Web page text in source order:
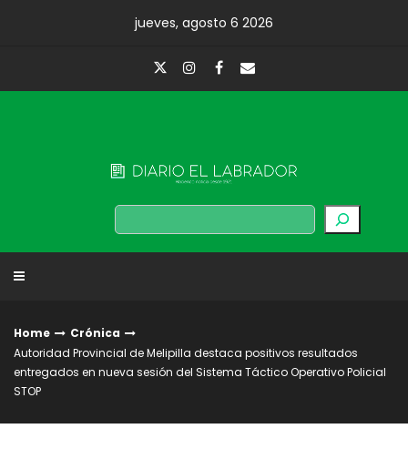
jueves, agosto 6 2026
Buscar
Home
Crónica
Autoridad Provincial de Melipilla destaca positivos resultados
entregados en nueva sesión del Sistema Táctico Operativo Policial
STOP